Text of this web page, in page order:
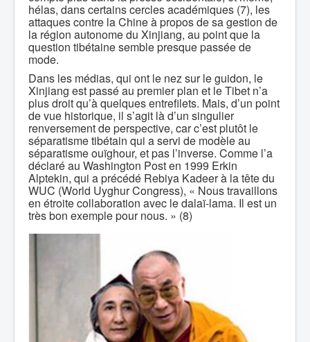
hélas, dans certains cercles académiques (7), les
attaques contre la Chine à propos de sa gestion de
la région autonome du Xinjiang, au point que la
question tibétaine semble presque passée de
mode.
Dans les médias, qui ont le nez sur le guidon, le
Xinjiang est passé au premier plan et le Tibet n’a
plus droit qu’à quelques entrefilets. Mais, d’un point
de vue historique, il s’agit là d’un singulier
renversement de perspective, car c’est plutôt le
séparatisme tibétain qui a servi de modèle au
séparatisme ouïghour, et pas l’inverse. Comme l’a
déclaré au Washington Post en 1999 Erkin
Alptekin, qui a précédé Rebiya Kadeer à la tête du
WUC (World Uyghur Congress), « Nous travaillons
en étroite collaboration avec le dalaï-lama. Il est un
très bon exemple pour nous. » (8)